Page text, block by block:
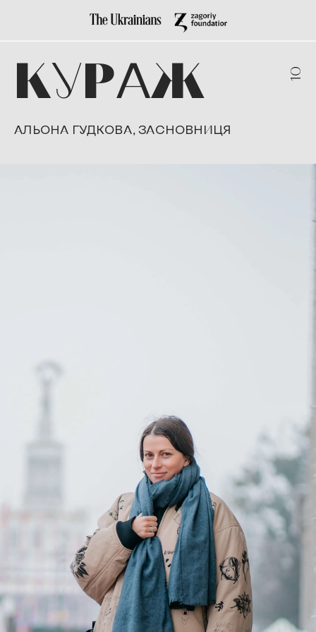
КУРАЖ 10
АЛЬОНА ГУДКОВА, ЗАСНОВНИЦЯ